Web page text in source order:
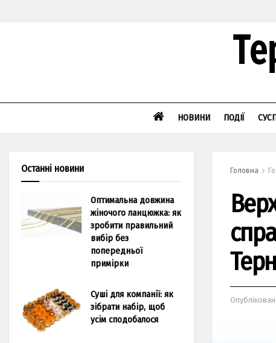
НОВИНИ ПОДІЇ
Головна
Останні новини
Оптимальна довжина
жіночого ланцюжка: як
зробити правильний
вибір без
попередньої
примірки
Суші для компанії: як
зібрати набір, щоб
усім сподобалося